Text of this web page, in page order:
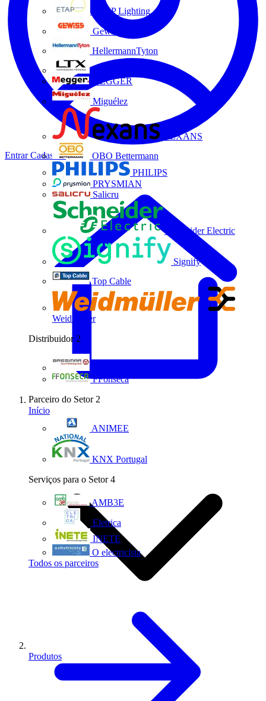
ETAP Lighting
Gewiss
HellermannTyton
MEGGER
Miguélez
NEXANS
OBO Bettermann
PHILIPS
PRYSMIAN
Salicru
Schneider Electric
Signify
Top Cable
Weidmüller
Distribuidor 2
FFonseca
Parceiro do Setor 2
ANIMEE
KNX Portugal
Serviços para o Setor 4
AMB3E
Eletrica
INETE
O electricista
Todos os parceiros
EntrarCadastrar
Início
Produtos